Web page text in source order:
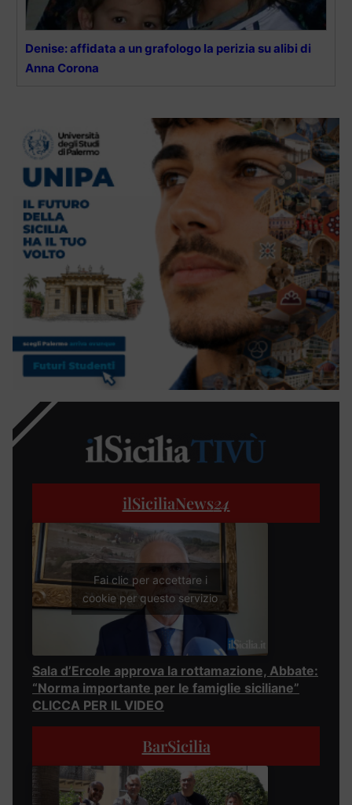
Denise: affidata a un grafologo la perizia su alibi di
Anna Corona
ilSiciliaNews24
Fai clic per accettare i
cookie per questo servizio
Sala d’Ercole approva la rottamazione, Abbate:
“Norma importante per le famiglie siciliane”
CLICCA PER IL VIDEO
BarSicilia